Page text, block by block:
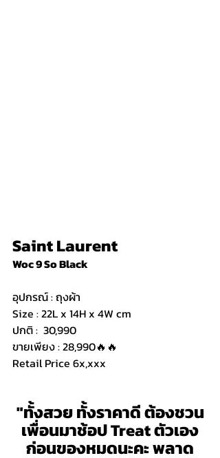
Saint Laurent
Woc 9 So Black
อุปกรณ์ : ถุงผ้า
Size : 22L x 14H x 4W cm
ปกติ :  30,990
ขายเพียง : 28,990🔥🔥
Retail Price 6x,xxx
"ทั้งสวย ทั้งราคาดี ต้องชวน
เพื่อนมาช้อป Treat ตัวเอง
ก่อนของหมดนะคะ พลาด